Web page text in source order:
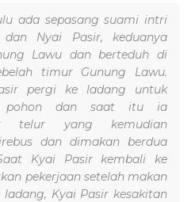
ada sepasang suami intri
Nyai Pasir, keduanya
Lawu dan berteduh di
timur Gunung Lawu.
pergi ke ladang untuk
pohon dan saat itu ia
telur yang kemudian
dan dimakan berdua
Kyai Pasir kembali ke
pekerjaan setelah makan
Kyai Pasir kesakitan